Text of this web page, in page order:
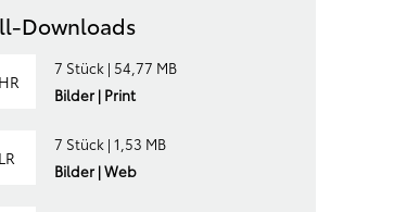
Downloads
HR
7 Stück | 54,77 MB
Bilder | Print
LR
7 Stück | 1,53 MB
Bilder | Web